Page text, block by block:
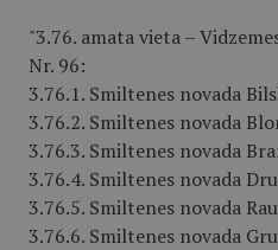
"3.76. amata vieta –
Nr. 96:
3.76.1. Smiltenes novada
3.76.2. Smiltenes novada
3.76.3. Smiltenes novada
3.76.4. Smiltenes novada
3.76.5. Smiltenes novada
3.76.6. Smiltenes novada